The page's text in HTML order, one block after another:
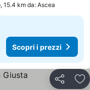
15.4 km da: Ascea
Scopri i prezzi
Condividi